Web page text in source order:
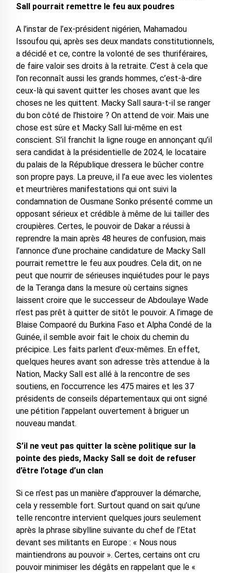
Sall pourrait remettre le feu aux poudres
A l’instar de l’ex-président nigérien, Mahamadou
Issoufou qui, après ses deux mandats constitutionnels,
a décidé et ce, contre la volonté de ses thuriféraires,
de faire valoir ses droits à la retraite. C’est à cela que
l’on reconnaît aussi les grands hommes, c’est-à-dire
ceux-là qui savent quitter les choses avant que les
choses ne les quittent. Macky Sall saura-t-il se ranger
du bon côté de l’histoire ? On attend de voir. Mais une
chose est sûre et Macky Sall lui-même en est
conscient. S’il franchit la ligne rouge en annonçant qu’il
sera candidat à la présidentielle de 2024, le locataire
du palais de la République dressera le bûcher contre
son propre pays. La preuve, il l’a eue avec les violentes
et meurtrières manifestations qui ont suivi la
condamnation de Ousmane Sonko présenté comme un
opposant sérieux et crédible à même de lui tailler des
croupières. Certes, le pouvoir de Dakar a réussi à
reprendre la main après 48 heures de confusion, mais
l’annonce d’une prochaine candidature de Macky Sall
pourrait remettre le feu aux poudres. Cela dit, on ne
peut que nourrir de sérieuses inquiétudes pour le pays
de la Teranga dans la mesure où certains signes
laissent croire que le successeur de Abdoulaye Wade
n’est pas prêt à quitter de sitôt le pouvoir. A l’image de
Blaise Compaoré du Burkina Faso et Alpha Condé de la
Guinée, il semble avoir fait le choix du chemin du
précipice. Les faits parlent d’eux-mêmes. En effet,
quelques heures avant son adresse très attendue à la
Nation, Macky Sall est allé à la rencontre de ses
soutiens, en l’occurrence les 475 maires et les 37
présidents de conseils départementaux qui ont signé
une pétition l’appelant ouvertement à briguer un
nouveau mandat.
S’il ne veut pas quitter la scène politique sur la
pointe des pieds, Macky Sall se doit de refuser
d’être l’otage d’un clan
Si ce n’est pas un manière d’approuver la démarche,
cela y ressemble fort. Surtout quand on sait qu’une
telle rencontre intervient quelques jours seulement
après la phrase sibylline suivante du chef de l’Etat
devant ses militants en Europe : « Nous nous
maintiendrons au pouvoir ». Certes, certains ont cru
pouvoir minimiser les dégâts en rappelant que le «